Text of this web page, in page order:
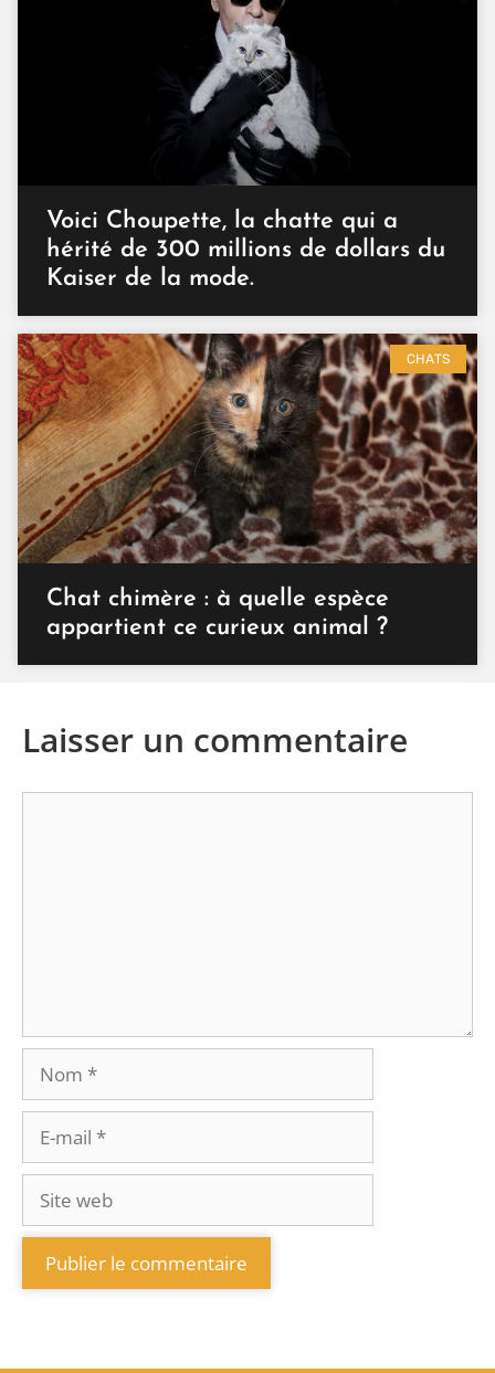
Voici Choupette, la chatte qui a
hérité de 300 millions de dollars du
Kaiser de la mode.
CHATS
Chat chimère : à quelle espèce
appartient ce curieux animal ?
Laisser un commentaire